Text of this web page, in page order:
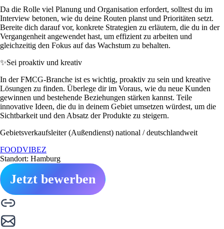
Da die Rolle viel Planung und Organisation erfordert, solltest du im
Interview betonen, wie du deine Routen planst und Prioritäten setzt.
Bereite dich darauf vor, konkrete Strategien zu erläutern, die du in der
Vergangenheit angewendet hast, um effizient zu arbeiten und
gleichzeitig den Fokus auf das Wachstum zu behalten.
✨Sei proaktiv und kreativ
In der FMCG-Branche ist es wichtig, proaktiv zu sein und kreative
Lösungen zu finden. Überlege dir im Voraus, wie du neue Kunden
gewinnen und bestehende Beziehungen stärken kannst. Teile
innovative Ideen, die du in deinem Gebiet umsetzen würdest, um die
Sichtbarkeit und den Absatz der Produkte zu steigern.
Gebietsverkaufsleiter (Außendienst) national / deutschlandweit
FOODVIBEZ
Standort: Hamburg
Jetzt bewerben